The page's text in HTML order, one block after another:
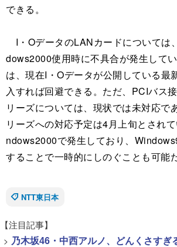
できる。
I・OデータのLANカードについては
dows2000使用時に不具合が発生して
は、現在I・Oデータが公開している最
入すれば回避できる。ただ、PCIバス
リーズについては、現状では未対応で
リーズへの対応予定は4月上旬とされ
ndows2000で発生しており、
することで一時的にしのぐことも可能だ
NTT東日本
【注目記事】
> 乃木坂46・中西アルノ、どんくさすぎ